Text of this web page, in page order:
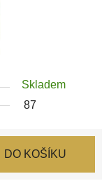
Skladem
87
DO KOŠÍKU